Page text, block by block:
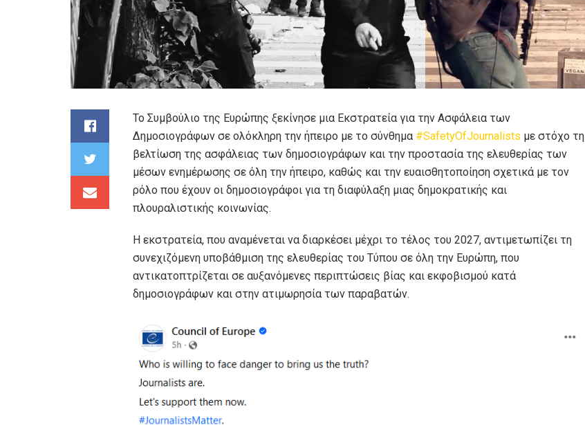
Το Συμβούλιο της Ευρώπης ξεκίνησε μια Εκστρατεία για την Ασφάλεια των
Δημοσιογράφων σε ολόκληρη την ήπειρο με το σύνθημα #SafetyOfJournalists με στόχο τη
βελτίωση της ασφάλειας των δημοσιογράφων και την προστασία της ελευθερίας των
μέσων ενημέρωσης σε όλη την ήπειρο, καθώς και την ευαισθητοποίηση σχετικά με τον
ρόλο που έχουν οι δημοσιογράφοι για τη διαφύλαξη μιας δημοκρατικής και
πλουραλιστικής κοινωνίας.
Η εκστρατεία, που αναμένεται να διαρκέσει μέχρι το τέλος του 2027, αντιμετωπίζει τη
συνεχιζόμενη υποβάθμιση της ελευθερίας του Τύπου σε όλη την Ευρώπη, που
αντικατοπτρίζεται σε αυξανόμενες περιπτώσεις βίας και εκφοβισμού κατά
δημοσιογράφων και στην ατιμωρησία των παραβατών.